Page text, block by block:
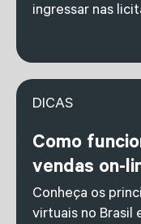
ingressar nas
DICAS
Como
vendas on-
Conheça os
virtuais no Brasil